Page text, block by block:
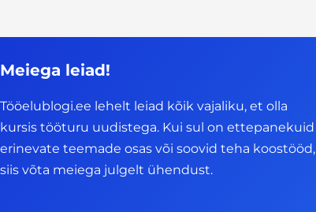
Meiega leiad!
Tööelublogi.ee lehelt leiad kõik vajaliku, et olla
kursis tööturu uudistega. Kui sul on ettepanekuid
erinevate teemade osas või soovid teha koostööd,
siis võta meiega julgelt ühendust.